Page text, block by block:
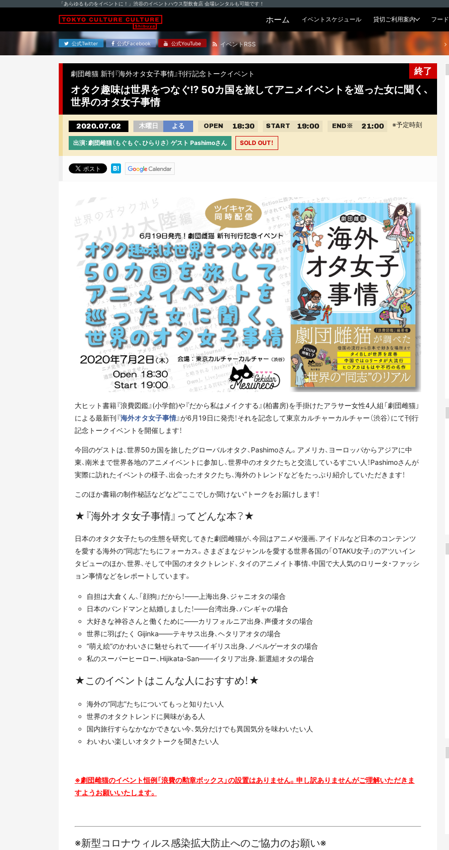
「あらゆるものをイベントに！」渋谷のイベントハウス型飲食店 会場レンタルも可能です！
ホーム イベントスケジュール 貸切ご利用案内 フード
公式Twitter 公式Facebook 公式YouTube イベントRSS
終了
劇団雌猫 新刊『海外オタ女子事情』刊行記念トークイベント
オタク趣味は世界をつなぐ!? 50カ国を旅してアニメイベントを巡った女に聞く、
世界のオタ女子事情
2020.07.02 木曜日 よる OPEN 18:30 START 19:00 END ※ 21:00 ※予定時刻
出演：劇団雌猫（もぐもぐ、ひらりさ） ゲスト Pashimoさん SOLD OUT！
大ヒット書籍『浪費図鑑』(小学館)や『だから私はメイクする』(柏書房)を手掛けたアラサー女性4人組「劇団雌猫」
による最新刊『海外オタ女子事情』が6月19日に発売！それを記念して東京カルチャーカルチャー（渋谷）にて刊行
記念トークイベントを開催します！
今回のゲストは、世界50カ国を旅したグローバルオタク、Pashimoさん。アメリカ、ヨーロッパからアジアに中
東、南米まで世界各地のアニメイベントに参加し、世界中のオタクたちと交流しているすごい人！Pashimoさんが
実際に訪れたイベントの様子、出会ったオタクたち、海外のトレンドなどをたっぷり紹介していただきます！
このほか書籍の制作秘話などなど”ここでしか聞けない”トークをお届けします！
★『海外オタ女子事情』ってどんな本？★
日本のオタク女子たちの生態を研究してきた劇団雌猫が、今回はアニメや漫画、アイドルなど日本のコンテンツ
を愛する海外の“同志”たちにフォーカス。さまざまなジャンルを愛する世界各国の「OTAKU女子」のアツいイン
タビューのほか、世界、そして中国のオタクトレンド、タイのアニメイト事情、中国で大人気のロリータ・ファッシ
ョン事情などをレポートしています。
自担は大倉くん、「顔狗」だから！――上海出身、ジャニオタの場合
日本のバンドマンと結婚しました！――台湾出身、バンギャの場合
大好きな神谷さんと働くために――カリフォルニア出身、声優オタの場合
世界に羽ばたく Gijinka――テキサス出身、ヘタリアオタの場合
“萌え絵”のかわいさに魅せられて――イギリス出身、ノベルゲーオタの場合
私のスーパーヒーロー、Hijikata-San――イタリア出身、新選組オタの場合
★このイベントはこんな人におすすめ！★
海外の“同志”たちについてもっと知りたい人
世界のオタクトレンドに興味がある人
国内旅行すらなかなかできない今、気分だけでも異国気分を味わいたい人
わいわい楽しいオタクトークを聞きたい人
※劇団雌猫のイベント恒例「浪費の勲章ボックス」の設置はありません。申し訳ありませんがご理解いただきま
すようお願いいたします。
※新型コロナウィルス感染拡大防止へのご協力のお願い※